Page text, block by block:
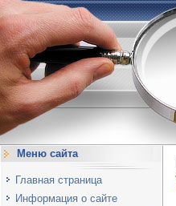
Меню сайта
Главная страница
Информация о сайте